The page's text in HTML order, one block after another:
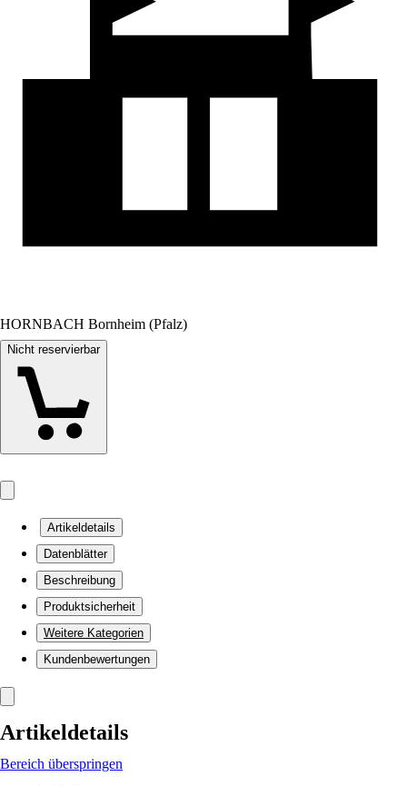
HORNBACH Bornheim (Pfalz)
Nicht reservierbar
Artikeldetails
Datenblätter
Beschreibung
Produktsicherheit
Weitere Kategorien
Kundenbewertungen
Artikeldetails
Bereich überspringen